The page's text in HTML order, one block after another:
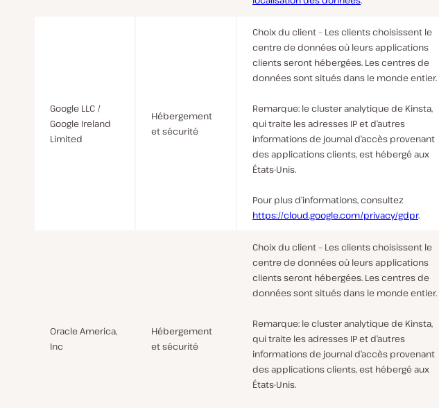
Google LLC /
Google Ireland
Limited
Hébergement
et sécurité
Choix du client – Les clients choisissent le
centre de données où leurs applications
clients seront hébergées. Les centres de
données sont situés dans le monde entier.
Remarque: le cluster analytique de Kinsta,
qui traite les adresses IP et d’autres
informations de journal d’accès provenant
des applications clients, est hébergé aux
États-Unis.
Pour plus d’informations, consultez
https://cloud.google.com/privacy/gdpr.
Oracle America,
Inc
Hébergement
et sécurité
Choix du client – Les clients choisissent le
centre de données où leurs applications
clients seront hébergées. Les centres de
données sont situés dans le monde entier.
Remarque: le cluster analytique de Kinsta,
qui traite les adresses IP et d’autres
informations de journal d’accès provenant
des applications clients, est hébergé aux
États-Unis.